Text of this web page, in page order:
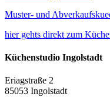
Muster- und
hier gehts direkt zum
Küchenstudio Ingolstadt
Eriagstraße 2
85053 Ingolstadt